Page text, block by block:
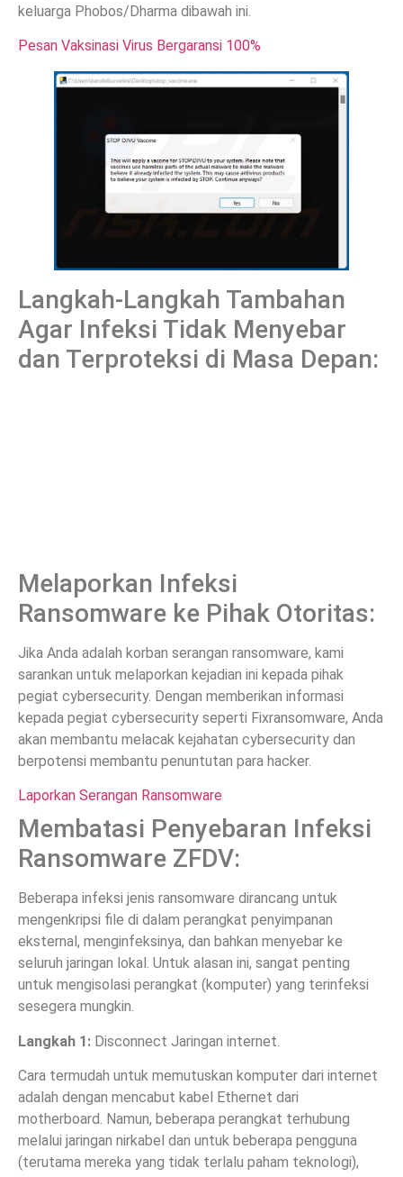
keluarga Phobos/Dharma dibawah ini.
Pesan Vaksinasi Virus Bergaransi 100%
Langkah-Langkah Tambahan
Agar Infeksi Tidak Menyebar
dan Terproteksi di Masa Depan:
Melaporkan Infeksi
Ransomware ke Pihak Otoritas:
Jika Anda adalah korban serangan ransomware, kami
sarankan untuk melaporkan kejadian ini kepada pihak
pegiat cybersecurity. Dengan memberikan informasi
kepada pegiat cybersecurity seperti Fixransomware, Anda
akan membantu melacak kejahatan cybersecurity dan
berpotensi membantu penuntutan para hacker.
Laporkan Serangan Ransomware
Membatasi Penyebaran Infeksi
Ransomware ZFDV:
Beberapa infeksi jenis ransomware dirancang untuk
mengenkripsi file di dalam perangkat penyimpanan
eksternal, menginfeksinya, dan bahkan menyebar ke
seluruh jaringan lokal. Untuk alasan ini, sangat penting
untuk mengisolasi perangkat (komputer) yang terinfeksi
sesegera mungkin.
Langkah 1: Disconnect Jaringan internet.
Cara termudah untuk memutuskan komputer dari internet
adalah dengan mencabut kabel Ethernet dari
motherboard. Namun, beberapa perangkat terhubung
melalui jaringan nirkabel dan untuk beberapa pengguna
(terutama mereka yang tidak terlalu paham teknologi),